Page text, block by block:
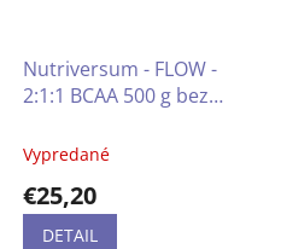
Nutriversum - FLOW -
2:1:1 BCAA 500 g bez
Vypredané
€25,20
DETAIL